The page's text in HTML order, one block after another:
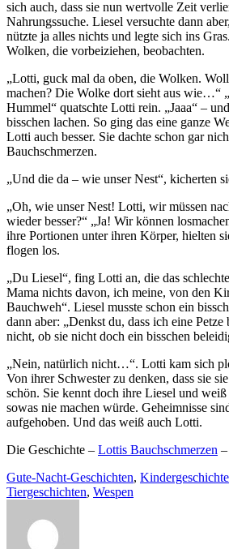
sich auch, dass sie nun wertvolle Zeit
Nahrungssuche. Liesel versuchte dann
nützte ja alles nichts und legte sich ins
Wolken, die vorbeiziehen, beobachten.
„Lotti, guck mal da oben, die Wolken.
machen? Die Wolke dort sieht aus wie…“
Hummel“ quatschte Lotti rein. „Jaaa“ –
bisschen lachen. So ging das eine ganze
Lotti auch besser. Sie dachte schon gar
Bauchschmerzen.
„Und die da – wie unser Nest“, kicherten
„Oh, wie unser Nest! Lotti, wir müssen
wieder besser?“ „Ja! Wir können
ihre Portionen unter ihren Körper, hielten
flogen los.
„Du Liesel“, fing Lotti an, die das
Mama nichts davon, ich meine, von den
Bauchweh“. Liesel musste schon ein
dann aber: „Denkst du, dass ich eine
nicht, ob sie nicht doch ein bisschen
„Nein, natürlich nicht…“. Lotti kam sich
Von ihrer Schwester zu denken, dass sie
schön. Sie kennt doch ihre Liesel und weiß
sowas nie machen würde. Geheimnisse
aufgehoben. Und das weiß auch Lotti.
Die Geschichte – Lottis Bauchschmerzen
Gute-Nacht-Geschichten,
Tiergeschichten, Wespen